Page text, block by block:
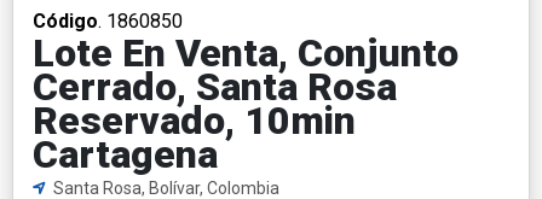
Código. 1860850
Lote En Venta, Conjunto
Cerrado, Santa Rosa
Reservado, 10min
Cartagena
Santa Rosa, Bolívar, Colombia